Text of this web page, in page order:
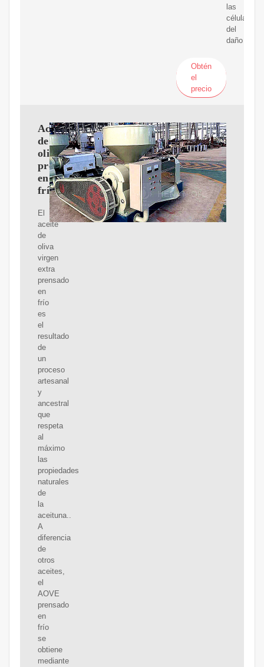
las
células
del
daño
Obtén
el
precio
Aceite
de
oliva
prensado
en
frío
El
aceite
de
oliva
virgen
extra
prensado
en
frío
es
el
resultado
de
un
proceso
artesanal
y
ancestral
que
respeta
al
máximo
las
propiedades
naturales
de
la
aceituna..
A
diferencia
de
otros
aceites,
el
AOVE
prensado
en
frío
se
obtiene
mediante